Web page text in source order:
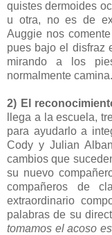
quistes dermoides
u otra, no es de
Auggie nos
pues bajo el disfraz
mirando a los
normalmente camina.
2) El
llega a la escuela,
para ayudarlo a
Cody y Julian
cambios que
su nuevo
compañeros de
extraordinario
palabras de su
tomamos el acoso